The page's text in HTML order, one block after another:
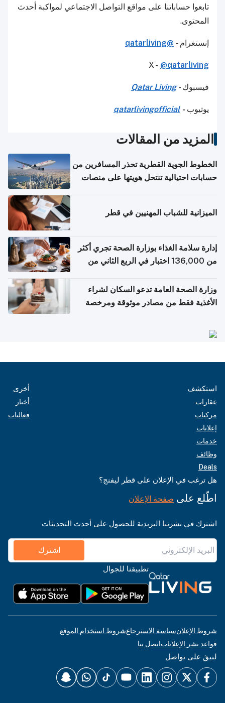
تابعوا حساباتنا على مواقع التواصل الاجتماعي لمواكبة أحدث
المحتوى.
إنستغرام - @qatarliving
X - @qatarliving
فيسبوك -Qatar Living
يوتيوب-
qatarlivingofficial
المزيد من المقالات
الخطوط الجوية القطرية تحذر المسافرين من
حسابات احتيالية تنتحل هويتها على منصات
الميزانية للشباب المهنيين في قطر
إدارة سلامة الغذاء بوزارة الصحة تجري أكثر
من 136,000 اختبار في الربع الثاني من
وزارة الصحة العامة تدعو السكان لشراء
الأغذية فقط من مصادر موثوقة ومرخصة
استكشف
عقارات
مركبات
إعلانات
خدمات
وظائف
Deals
أخرى
أخبار
فعاليات
هل ترغب في الإعلان على قطر ليفنج؟
اطّلع على صفحة الإعلان
اشترك في نشرتنا البريدية للحصول على أحدث التحديثات
اشترك
تطبيقنا للجوال
شروط الإعلانسياسة الاسترجاعشروط استخدام الموقع
قواعد نشر الإعلاناتاتصل بنا
لنبقَ على تواصل